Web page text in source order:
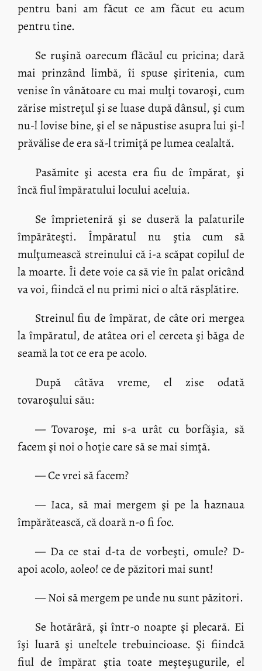
pentru bani am făcut ce am făcut eu acum
pentru tine.
Se ruşină oarecum flăcăul cu pricina; dară
mai prinzând limbă, îi spuse şiritenia, cum
venise în vânătoare cu mai mulţi tovaroşi, cum
zărise mistreţul şi se luase după dânsul, şi cum
nu-l lovise bine, şi el se năpustise asupra lui şi-l
prăvălise de era să-l trimiţă pe lumea cealaltă.
Pasămite şi acesta era fiu de împărat, şi
încă fiul împăratului locului aceluia.
Se împrieteniră şi se duseră la palaturile
împărăteşti. Împăratul nu ştia cum să
mulţumească streinului că i-a scăpat copilul de
la moarte. Îi dete voie ca să vie în palat oricând
va voi, fiindcă el nu primi nici o altă răsplătire.
Streinul fiu de împărat, de câte ori mergea
la împăratul, de atâtea ori el cerceta şi băga de
seamă la tot ce era pe acolo.
După câtăva vreme, el zise odată
tovaroşului său:
— Tovaroşe, mi s-a urât cu borfăşia, să
facem şi noi o hoţie care să se mai simţă.
— Ce vrei să facem?
— Iaca, să mai mergem şi pe la haznaua
împărătească, că doară n-o fi foc.
— Da ce stai d-ta de vorbeşti, omule? D-
apoi acolo, aoleo! ce de păzitori mai sunt!
— Noi să mergem pe unde nu sunt păzitori.
Se hotărâră, şi într-o noapte şi plecară. Ei
îşi luară şi uneltele trebuincioase. Şi fiindcă
fiul de împărat ştia toate meşteşugurile, el